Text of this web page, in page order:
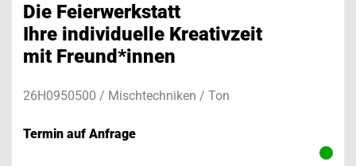
Die Feierwerkstatt
Ihre individuelle Kreativzeit
mit Freund*innen
26H0950500 / Mischtechniken / Ton
Termin auf Anfrage